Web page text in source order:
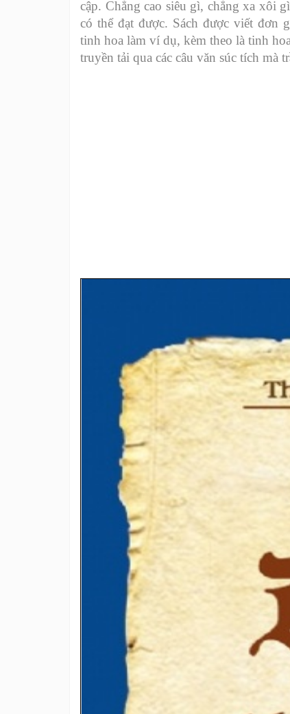
cập. Chẳng cao siêu gì, chẳng xa xôi
có thể đạt được. Sách được viết đơn
tinh hoa làm ví dụ, kèm theo là tinh
truyền tải qua các câu văn súc tích mà